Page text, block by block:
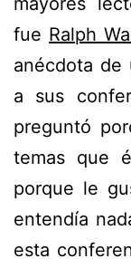
fue Ralph
anécdota de
a sus
preguntó
temas que
porque le
entendía
esta